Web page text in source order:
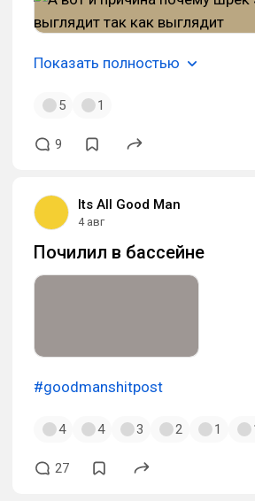
Показать полностью
5 1
9
Its All Good Man
4 авг
Почилил в бассейне
#goodmanshitpost
4 4 3 2 1
27